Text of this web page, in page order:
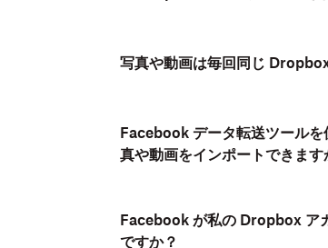
写真や動画は毎回同じ
Facebook データ転送ツール
真や動画をインポートできます
Facebook が私の Dropbox ア
ですか？